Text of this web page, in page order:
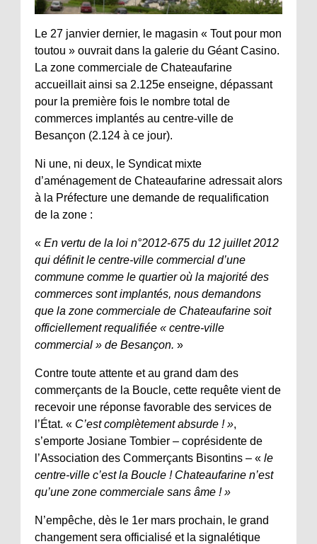
Le 27 janvier dernier, le magasin « Tout pour mon
toutou » ouvrait dans la galerie du Géant Casino.
La zone commerciale de Chateaufarine
accueillait ainsi sa 2.125e enseigne, dépassant
pour la première fois le nombre total de
commerces implantés au centre-ville de
Besançon (2.124 à ce jour).
Ni une, ni deux, le Syndicat mixte
d’aménagement de Chateaufarine adressait alors
à la Préfecture une demande de requalification
de la zone :
« En vertu de la loi n°2012-675 du 12 juillet 2012
qui définit le centre-ville commercial d’une
commune comme le quartier où la majorité des
commerces sont implantés, nous demandons
que la zone commerciale de Chateaufarine soit
officiellement requalifiée « centre-ville
commercial » de Besançon. »
Contre toute attente et au grand dam des
commerçants de la Boucle, cette requête vient de
recevoir une réponse favorable des services de
l’État. « C’est complètement absurde ! »,
s’emporte Josiane Tombier – coprésidente de
l’Association des Commerçants Bisontins – « le
centre-ville c’est la Boucle ! Chateaufarine n’est
qu’une zone commerciale sans âme !»
N’empêche, dès le 1er mars prochain, le grand
changement sera officialisé et la signalétique